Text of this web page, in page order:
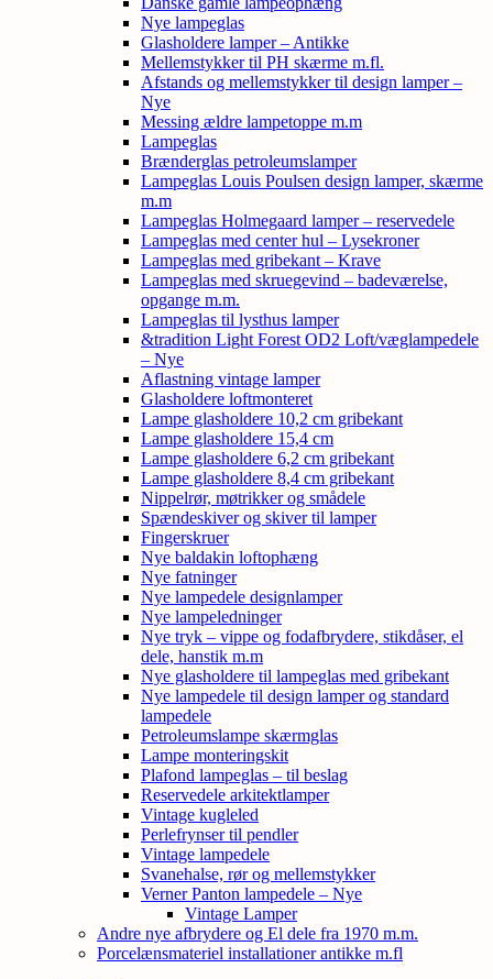
Nye lampeglas
Glasholdere lamper – Antikke
Mellemstykker til PH skærme m.fl.
Afstands og mellemstykker til design lamper –
Nye
Messing ældre lampetoppe m.m
Lampeglas
Brænderglas petroleumslamper
Lampeglas Louis Poulsen design lamper, skærme
m.m
Lampeglas Holmegaard lamper – reservedele
Lampeglas med center hul – Lysekroner
Lampeglas med gribekant – Krave
Lampeglas med skruegevind – badeværelse,
opgange m.m.
Lampeglas til lysthus lamper
&tradition Light Forest OD2 Loft/væglampedele
– Nye
Aflastning vintage lamper
Glasholdere loftmonteret
Lampe glasholdere 10,2 cm gribekant
Lampe glasholdere 15,4 cm
Lampe glasholdere 6,2 cm gribekant
Lampe glasholdere 8,4 cm gribekant
Nippelrør, møtrikker og smådele
Spændeskiver og skiver til lamper
Fingerskruer
Nye baldakin loftophæng
Nye fatninger
Nye lampedele designlamper
Nye lampeledninger
Nye tryk – vippe og fodafbrydere, stikdåser, el
dele, hanstik m.m
Nye glasholdere til lampeglas med gribekant
Nye lampedele til design lamper og standard
lampedele
Petroleumslampe skærmglas
Lampe monteringskit
Plafond lampeglas – til beslag
Reservedele arkitektlamper
Vintage kugleled
Perlefrynser til pendler
Vintage lampedele
Svanehalse, rør og mellemstykker
Verner Panton lampedele – Nye
Vintage Lamper
Andre nye afbrydere og El dele fra 1970 m.m.
Porcelænsmateriel installationer antikke m.fl